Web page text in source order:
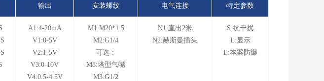
输出 安装螺纹 电气连接 特定参数
A1:4-20mA
V1:0-5V
V2:1-5V
V3:0-10V
V4:0.5-4.5V
M1:M20*1.5
M2:G1/4
可选：
M8:塔型气嘴
M3:G1/2
N1:直出2米
N2:赫斯曼插头
S:抗干扰
L:显示
E:本案防爆